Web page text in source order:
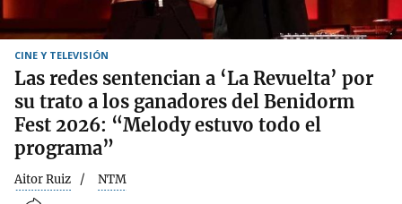
CINE Y TELEVISIÓN
Las redes sentencian a ‘La Revuelta’ por
su trato a los ganadores del Benidorm
Fest 2026: “Melody estuvo todo el
programa”
Aitor Ruiz NTM